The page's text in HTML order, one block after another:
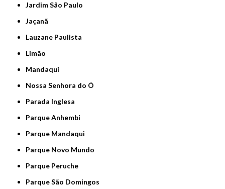
Jardim São Paulo
Jaçanã
Lauzane Paulista
Limão
Mandaqui
Nossa Senhora do Ó
Parada Inglesa
Parque Anhembi
Parque Mandaqui
Parque Novo Mundo
Parque Peruche
Parque São Domingos